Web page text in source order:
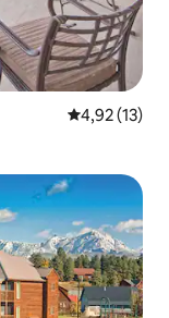
4,92 (13)